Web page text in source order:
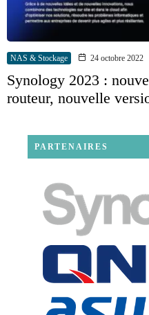
NAS & Stockage 24 octobre 2022
Synology 2023 :
routeur, nouvelle
PARTENAIRES